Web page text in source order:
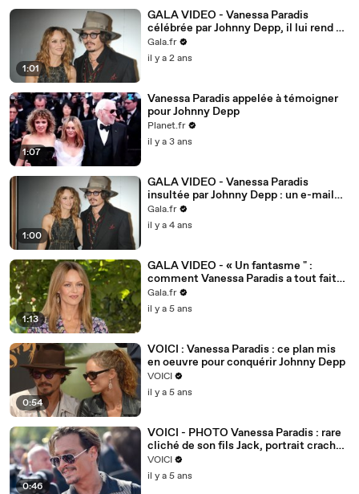
1:01
GALA VIDEO - Vanessa Paradis
célébrée par Johnny Depp, il lui rend un
bel hommage 12 ans après leur
séparation
Gala.fr
il y a 2 ans
1:07
Vanessa Paradis appelée à témoigner
pour Johnny Depp
Planet.fr
il y a 3 ans
1:00
GALA VIDEO - Vanessa Paradis
insultée par Johnny Depp : un e-mail
ravageur dévoilé…
Gala.fr
il y a 4 ans
1:13
GALA VIDEO - « Un fantasme " :
comment Vanessa Paradis a tout fait
pour séduire Johnny Depp
Gala.fr
il y a 5 ans
0:54
VOICI : Vanessa Paradis : ce plan mis
en oeuvre pour conquérir Johnny Depp
VOICI
il y a 5 ans
0:46
VOICI - PHOTO Vanessa Paradis : rare
cliché de son fils Jack, portrait craché
de Johnny Depp
VOICI
il y a 5 ans